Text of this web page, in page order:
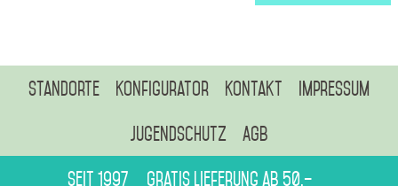
Standorte Konfigurator Kontakt Impressum
Jugendschutz AGB
Seit 1997
Gratis Lieferung ab 50.–